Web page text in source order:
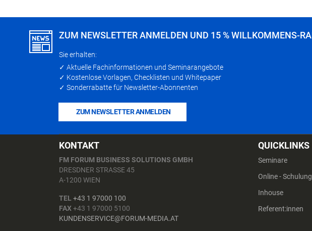
ZUM NEWSLETTER ANMELDEN UND 15 % WILLKOMMENS-
Sie erhalten:
✓ Aktuelle Fachinformationen und Seminarangebote
✓ Kostenlose Vorlagen, Checklisten und Whitepaper
✓ Sonderrabatte für Newsletter-Abonnenten
ZUM NEWSLETTER ANMELDEN
KONTAKT
FM FORUM BUSINESS SOLUTIONS GMBH
DRESDNER STRASSE 45
A-1200 WIEN
TEL +43 1 97000 100
FAX+43 1 97000 5100
KUNDENSERVICE@FORUM-MEDIA.AT
QUICKLINKS
Seminare
Online -
Inhouse
Referent:innen